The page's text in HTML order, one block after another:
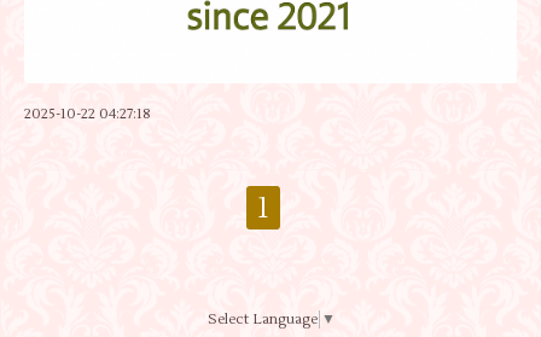
2025-10-22 04:27:18
1
Select Language ▼